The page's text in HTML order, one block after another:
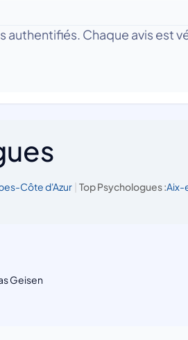
authentifiés. Chaque avis est
Côte d'Azur | Top Psychologues :Aix-
Geisen